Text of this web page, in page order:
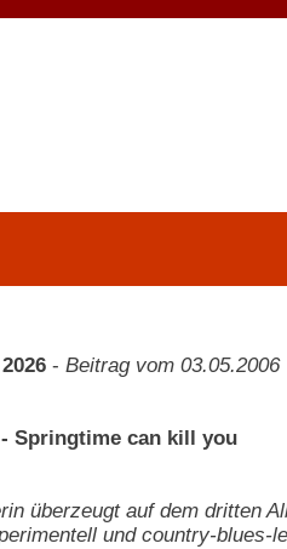
- Beitrag vom 03.05.2006
Springtime can kill you
überzeugt auf dem dritten
und country-blues-